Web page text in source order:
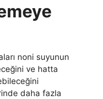
noni suyunun
ve hatta
daha fazla